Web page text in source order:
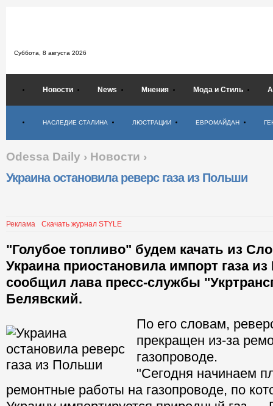
Суббота, 8 августа 2026
Новости News Мнения Мода и Стиль
НАСЛЕДИЕ СТАЛИНА ЛЮСТРАЦИИ ЕВРОМАЙДАН
Odessa Daily › Новости ›
Украина остановила реверс газа из Польши
Реклама Скачать журнал STYLE
"Голубое топливо" будем качать из
Украина приостановила импорт газа
сообщил лава пресс-службы
Белявский.
По его словам,
прекращен из-за
газопроводе.
"Сегодня начинаем
ремонтные работы на газопроводе, по